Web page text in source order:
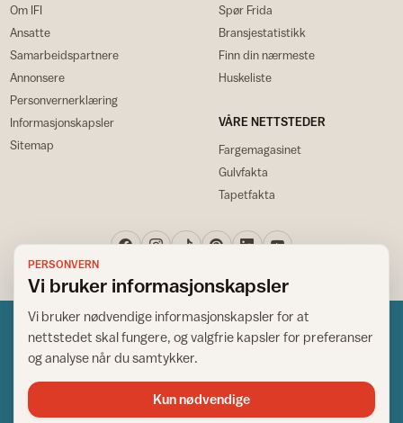
Om IFI
Ansatte
Samarbeidspartnere
Annonsere
Personvernerklæring
Informasjonskapsler
Sitemap
Spør Frida
Bransjestatistikk
Finn din nærmeste
Huskeliste
VÅRE NETTSTEDER
Fargemagasinet
Gulvfakta
Tapetfakta
Norsk råd for hjem og bygg
PERSONVERN
Vi bruker informasjonskapsler
Vi bruker nødvendige informasjonskapsler for at
nettstedet skal fungere, og valgfrie kapsler for preferanser
og analyse når du samtykker.
Kun nødvendige